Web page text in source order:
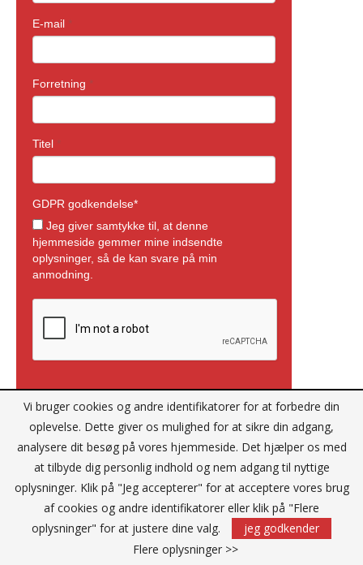
Reklame
Vi bruger cookies og andre identifikatorer for at forbedre din
oplevelse. Dette giver os mulighed for at sikre din adgang,
analysere dit besøg på vores hjemmeside. Det hjælper os med
at tilbyde dig personlig indhold og nem adgang til nyttige
oplysninger. Klik på "Jeg accepterer" for at acceptere vores brug
af cookies og andre identifikatorer eller klik på "Flere
oplysninger" for at justere dine valg.
jeg godkender
Flere oplysninger >>